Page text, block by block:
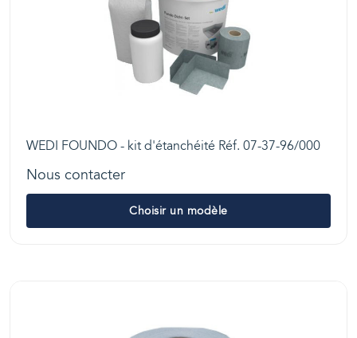
WEDI FOUNDO - kit d'étanchéité Réf. 07-37-96/000
Nous contacter
Choisir un modèle